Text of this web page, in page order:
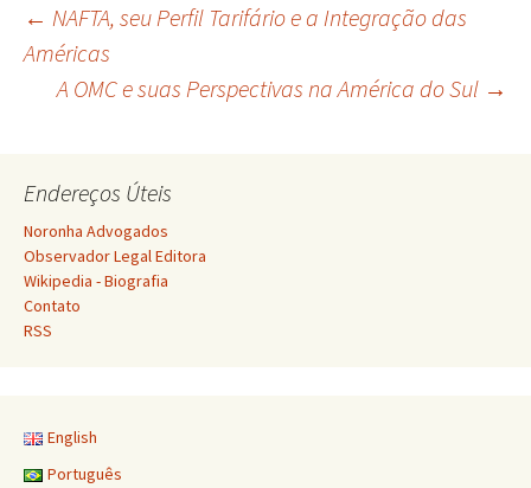
Navegação
de
posts
← NAFTA, seu Perfil Tarifário e a Integração das
Américas
A OMC e suas Perspectivas na América do Sul →
Endereços Úteis
Noronha Advogados
Observador Legal Editora
Wikipedia - Biografia
Contato
RSS
English
Português